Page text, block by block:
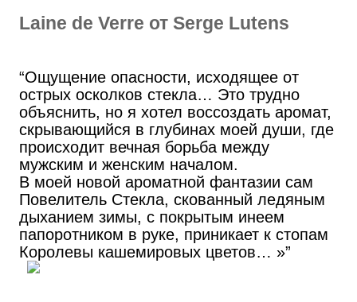
Laine de Verre от Serge Lutens
“Ощущение опасности, исходящее от
острых осколков стекла… Это трудно
объяснить, но я хотел воссоздать аромат,
скрывающийся в глубинах моей души, где
происходит вечная борьба между
мужским и женским началом.
В моей новой ароматной фантазии сам
Повелитель Стекла, скованный ледяным
дыханием зимы, с покрытым инеем
папоротником в руке, приникает к стопам
Королевы кашемировых цветов… »”